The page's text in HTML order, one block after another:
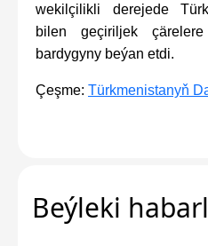
wekilçilikli derejede
bilen geçiriljek
bardygyny beýan etdi.
Çeşme: Türkmenistanyň
Beýleki